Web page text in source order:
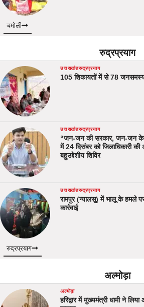
चमोली
रुद्रप्रयाग
उत्तराखंडरुद्रप्रयाग
105 शिकायतों में से 78
उत्तराखंडरुद्रप्रयाग
“जन-जन की सरकार, जन-जन के
में 24 दिसंबर को जिलाधिकारी की
बहुउद्देशीय शिविर
उत्तराखंडरुद्रप्रयाग
रामपुर (न्यालसू) में भालू के हमले
कार्रवाई
रुद्रप्रयाग
अल्मोड़ा
अल्मोड़ा
हरिद्वार में मुख्यमंत्री धामी ने